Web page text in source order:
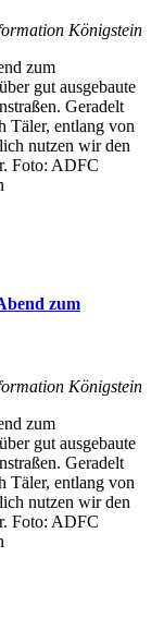
Königstein
zum
gut ausgebaute
Geradelt
Täler, entlang von
nutzen wir den
Foto: ADFC
zum
Königstein
zum
gut ausgebaute
Geradelt
Täler, entlang von
nutzen wir den
Foto: ADFC